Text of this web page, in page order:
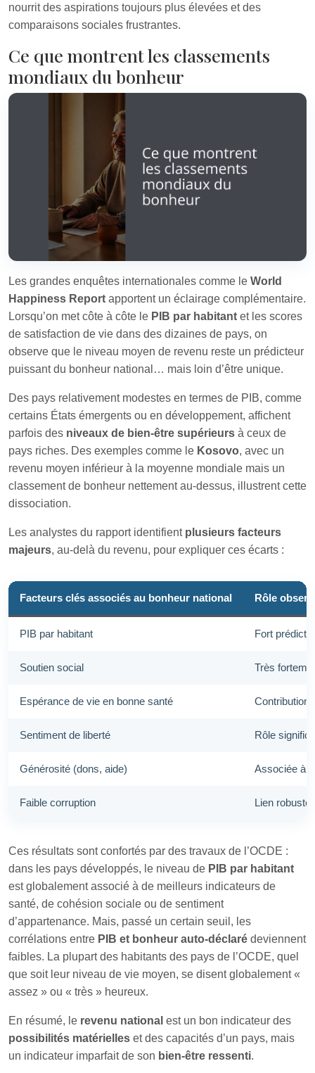
nourrit des aspirations toujours plus élevées et des
comparaisons sociales frustrantes.
Ce que montrent les classements
mondiaux du bonheur
Les grandes enquêtes internationales comme le World
Happiness Report apportent un éclairage complémentaire.
Lorsqu’on met côte à côte le PIB par habitant et les scores
de satisfaction de vie dans des dizaines de pays, on
observe que le niveau moyen de revenu reste un prédicteur
puissant du bonheur national… mais loin d’être unique.
Des pays relativement modestes en termes de PIB, comme
certains États émergents ou en développement, affichent
parfois des niveaux de bien‑être supérieurs à ceux de
pays riches. Des exemples comme le Kosovo, avec un
revenu moyen inférieur à la moyenne mondiale mais un
classement de bonheur nettement au‑dessus, illustrent cette
dissociation.
Les analystes du rapport identifient plusieurs facteurs
majeurs, au‑delà du revenu, pour expliquer ces écarts :
Facteurs clés associés au bonheur national Rôle
PIB par habitant Fort
Soutien social Très
Espérance de vie en bonne santé Contribution
Sentiment de liberté Rôle
Générosité (dons, aide) Associée à
Faible corruption Lien robuste
Ces résultats sont confortés par des travaux de l’OCDE :
dans les pays développés, le niveau de PIB par habitant
est globalement associé à de meilleurs indicateurs de
santé, de cohésion sociale ou de sentiment
d’appartenance. Mais, passé un certain seuil, les
corrélations entre PIB et bonheur auto‑déclaré deviennent
faibles. La plupart des habitants des pays de l’OCDE, quel
que soit leur niveau de vie moyen, se disent globalement «
assez » ou « très » heureux.
En résumé, le revenu national est un bon indicateur des
possibilités matérielles et des capacités d’un pays, mais
un indicateur imparfait de son bien‑être ressenti.